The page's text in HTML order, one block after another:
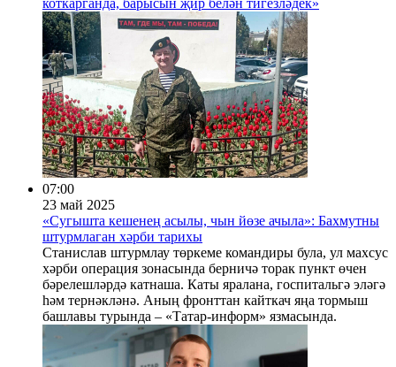
коткарганда, барысын җир белән тигезләдек»
07:00
23 май 2025
«Сугышта кешенең асылы, чын йөзе ачыла»: Бахмутны
штурмлаган хәрби тарихы
Станислав штурмлау төркеме командиры була, ул махсус
хәрби операция зонасында берничә торак пункт өчен
бәрелешләрдә катнаша. Каты яралана, госпитальгә эләгә
һәм тернәкләнә. Аның фронттан кайткач яңа тормыш
башлавы турында – «Татар-информ» язмасында.